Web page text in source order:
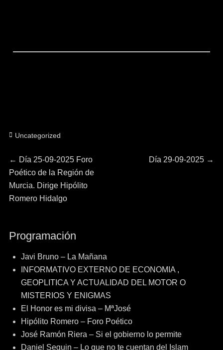
Categorías
Uncategorized
Navegación
de
entradas
← Entrada
anterior:
Día 25-09-2025 Foro
Poético de la Región de
Murcia. Dirige Hipólito
Romero Hidalgo
Entrada
Día 29-09-2025 →
Programación
Javi Bruno – La Mañana
INFORMATIVO EXTERNO DE ECONOMIA ,
GEOPLITICA Y ACTUALIDAD DEL MOTOR O
MISTERIOS Y ENIGMAS
El Honor es mi divisa – MªJosé
Hipólito Romero – Foro Poético
José Ramón Riera – Si el gobierno lo permite
Daniel Seguin – Lo que no te cuentan del Islam